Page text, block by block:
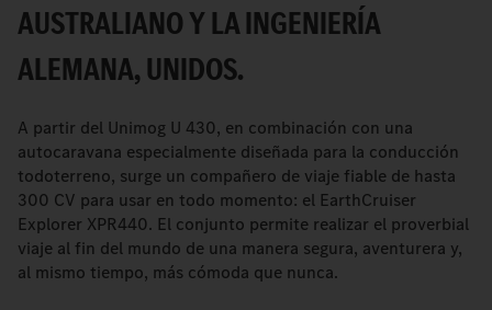
AUSTRALIANO Y LA INGENIERÍA
ALEMANA, UNIDOS.
A partir del Unimog U 430, en combinación con una
autocaravana especialmente diseñada para la conducción
todoterreno, surge un compañero de viaje fiable de hasta
300 CV para usar en todo momento: el EarthCruiser
Explorer XPR440. El conjunto permite realizar el proverbial
viaje al fin del mundo de una manera segura, aventurera y,
al mismo tiempo, más cómoda que nunca.